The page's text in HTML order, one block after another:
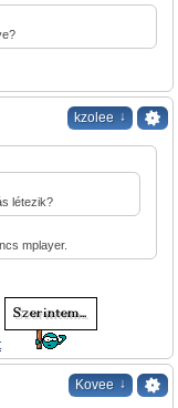
kzolee ↓
létezik?
mplayer.
Kovee ↓